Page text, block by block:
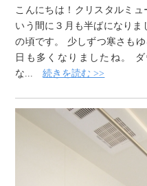
こんにちは！クリスタルミ
いう間に３月も半ばになりま
の頃です。 少しずつ寒さも
日も多くなりましたね。
な...続きを読む >>